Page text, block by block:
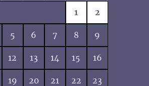
1 2
5 6 7 8 9
12 13 14 15 16
19 20 21 22 23